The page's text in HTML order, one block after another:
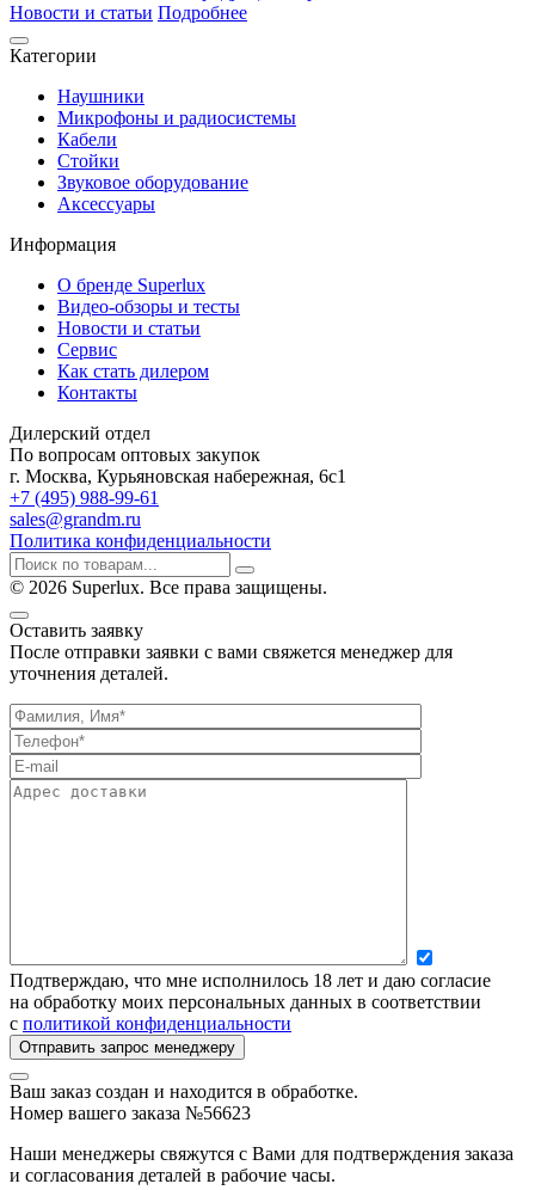
Новости и статьи Подробнее
Категории
Наушники
Микрофоны и радиосистемы
Кабели
Стойки
Звуковое оборудование
Аксессуары
Информация
О бренде Superlux
Видео-обзоры и тесты
Новости и статьи
Сервис
Как стать дилером
Контакты
Дилерский отдел
По вопросам оптовых закупок
г. Москва, Курьяновская набережная, 6с1
+7 (495) 988-99-61
sales@grandm.ru
Политика конфиденциальности
© 2026 Superlux. Все права защищены.
Оставить заявку
После отправки заявки с вами свяжется менеджер для
уточнения деталей.
Подтверждаю, что мне исполнилось 18 лет и даю согласие
на обработку моих персональных данных в соответствии
с политикой конфиденциальности
Ваш заказ создан и находится в обработке.
Номер вашего заказа №56623
Наши менеджеры свяжутся с Вами для подтверждения заказа
и согласования деталей в рабочие часы.